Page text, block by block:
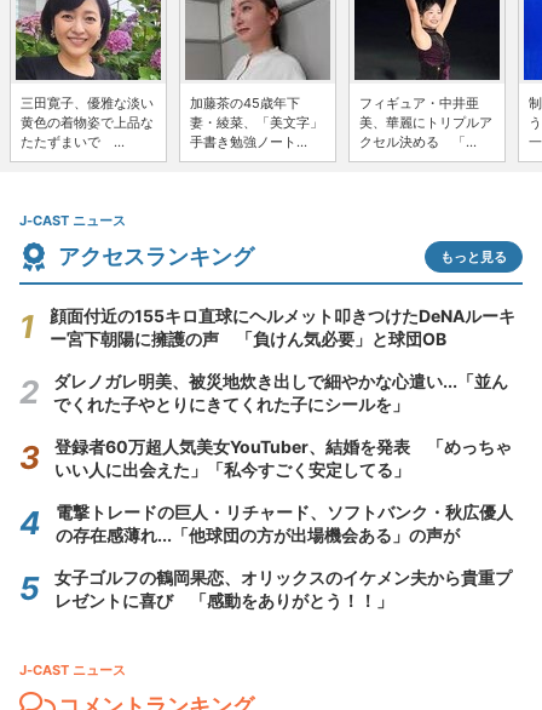
三田寛子、優雅な淡い
黄色の着物姿で上品な
たたずまいで ...
加藤茶の45歳年下
妻・綾菜、「美文字」
手書き勉強ノート...
フィギュア・中井亜
美、華麗にトリプルア
クセル決める 「...
J-CAST ニュース
アクセスランキング もっと見る
顔面付近の155キロ直球にヘルメット叩きつけたDeNAルーキ
ー宮下朝陽に擁護の声 「負けん気必要」と球団OB
ダレノガレ明美、被災地炊き出しで細やかな心遣い...「並ん
でくれた子やとりにきてくれた子にシールを」
登録者60万超人気美女YouTuber、結婚を発表 「めっちゃ
いい人に出会えた」「私今すごく安定してる」
電撃トレードの巨人・リチャード、ソフトバンク・秋広優人
の存在感薄れ...「他球団の方が出場機会ある」の声が
女子ゴルフの鶴岡果恋、オリックスのイケメン夫から貴重プ
レゼントに喜び 「感動をありがとう！！」
J-CAST ニュース